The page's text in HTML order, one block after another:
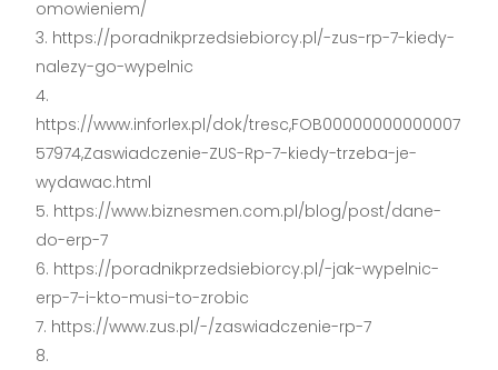
omowieniem/
https://poradnikprzedsiebiorcy.pl/-zus-rp-7-kiedy-
nalezy-go-wypelnic
https://www.inforlex.pl/dok/tresc,FOB00000000000007
57974,Zaswiadczenie-ZUS-Rp-7-kiedy-trzeba-je-
wydawac.html
https://www.biznesmen.com.pl/blog/post/dane-
do-erp-7
https://poradnikprzedsiebiorcy.pl/-jak-wypelnic-
erp-7-i-kto-musi-to-zrobic
https://www.zus.pl/-/zaswiadczenie-rp-7